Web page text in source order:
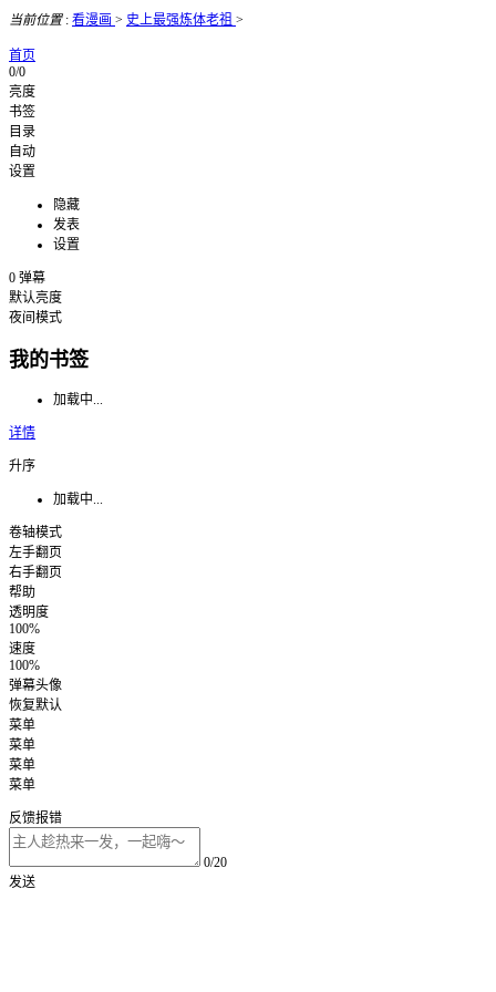
当前位置: 看漫画 > 史上最强炼体老祖 >
首页
0/0
亮度
书签
目录
自动
设置
隐藏
发表
设置
0 弹幕
默认亮度
夜间模式
我的书签
加载中...
详情
升序
加载中...
卷轴模式
左手翻页
右手翻页
帮助
透明度
100%
速度
100%
弹幕头像
恢复默认
菜单
菜单
菜单
菜单
反馈报错
0/20
发送